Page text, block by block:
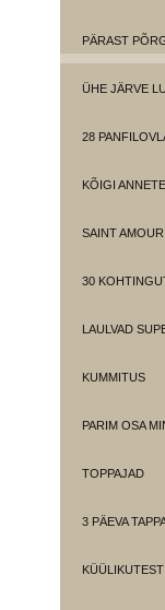
PÄRAST
ÜHE JÄRVE
28
KÕIGI
SAINT AMOUR
30
LAULVAD
KUMMITUS
PARIM OSA
TOPPAJAD
3 PÄEVA